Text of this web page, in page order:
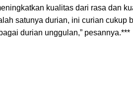
kualitas dari rasa dan
satunya durian, ini curian cukup
durian unggulan,” pesannya.***